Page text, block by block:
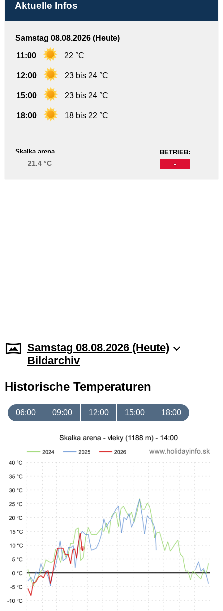
Aktuelle Infos
Samstag 08.08.2026 (Heute)
11:00 22 °C
12:00 23 bis 24 °C
15:00 23 bis 24 °C
18:00 18 bis 22 °C
BETRIEB:
-
Skalka arena
21.4 °C
Samstag 08.08.2026 (Heute)
Bildarchiv
Historische Temperaturen
06:00 09:00 12:00 15:00 18:00